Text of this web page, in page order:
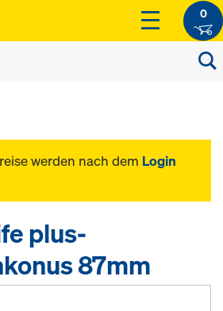
0
werden nach dem Login
plus-
87mm